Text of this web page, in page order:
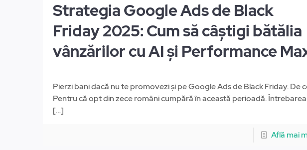
Strategia Google Ads de Black
Friday 2025: Cum să câștigi bătălia
vânzărilor cu AI și Performance
Pierzi bani dacă nu te promovezi și pe Google Ads de Black Friday. De
Pentru că opt din zece români cumpără în această perioadă. Întrebarea
[…]
Află mai